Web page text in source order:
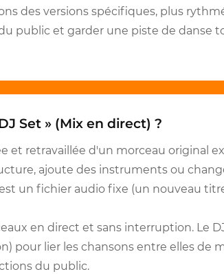
des versions spécifiques, plus
public et garder une piste de danse
Set » (Mix en direct) ?
et retravaillée d'un morceau original
ajoute des instruments ou
un fichier audio fixe (un nouveau
en direct et sans interruption. Le
pour lier les chansons entre elles de
du public.